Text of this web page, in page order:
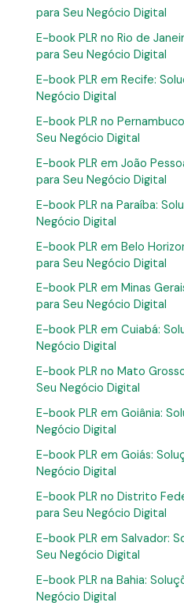
para Seu Negócio Digital
E-book PLR no Rio de
para Seu Negócio Digital
E-book PLR em Recife:
Negócio Digital
E-book PLR no
Seu Negócio Digital
E-book PLR em João
para Seu Negócio Digital
E-book PLR na Paraíba:
Negócio Digital
E-book PLR em Belo
para Seu Negócio Digital
E-book PLR em Minas
para Seu Negócio Digital
E-book PLR em Cuiabá:
Negócio Digital
E-book PLR no Mato
Seu Negócio Digital
E-book PLR em Goiânia:
Negócio Digital
E-book PLR em Goiás:
Negócio Digital
E-book PLR no Distrito
para Seu Negócio Digital
E-book PLR em Salvador:
Seu Negócio Digital
E-book PLR na Bahia:
Negócio Digital